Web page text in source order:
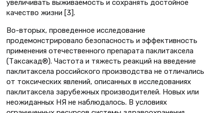
увеличивать выживаемость и сохранять достойное
качество жизни [3].
Во-вторых, проведенное исследование
продемонстрировало безопасность и эффективность
применения отечественного препарата паклитаксела
(Таксакад®). Частота и тяжесть реакций на введение
паклитаксела российского производства не отличались
от токсических явлений, описанных в исследованиях
паклитаксела зарубежных производителей. Новых или
неожиданных НЯ не наблюдалось. В условиях